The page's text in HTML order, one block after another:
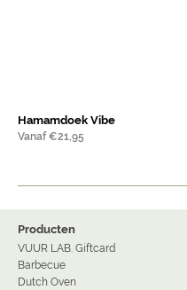
Hamamdoek Vibe
Vanaf €21,95
Producten
VUUR LAB. Giftcard
Barbecue
Dutch Oven